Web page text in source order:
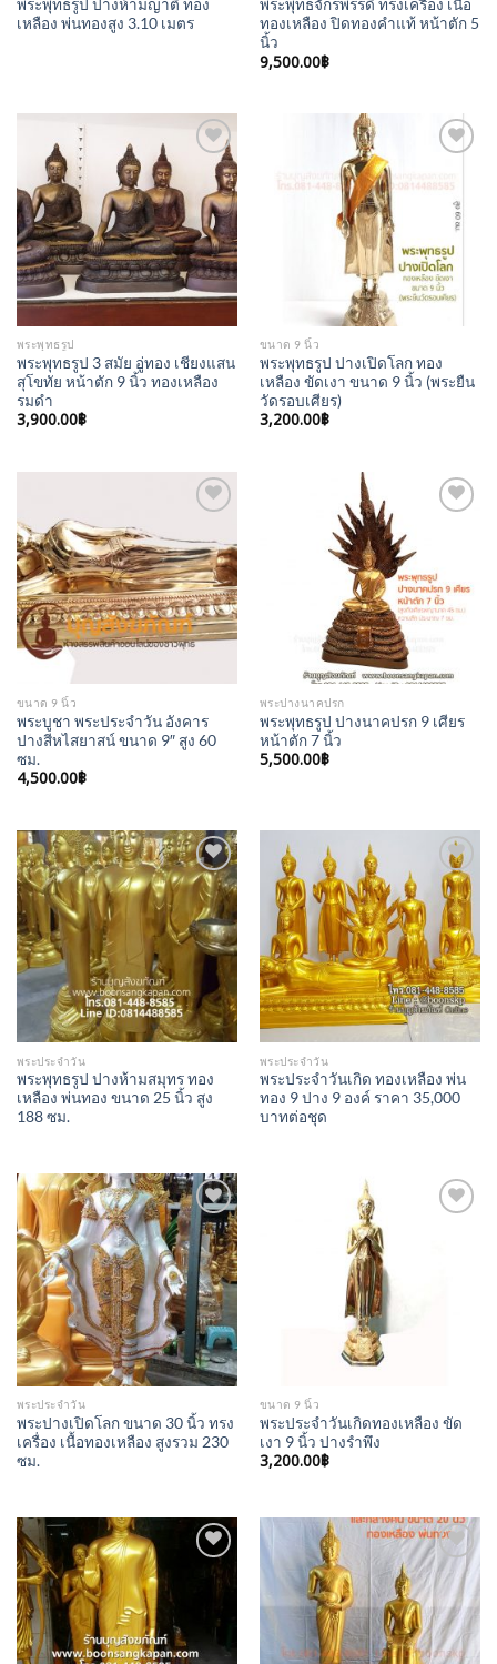
พระพุทธรูป ปางห้ามญาติ ทอง
เหลือง พ่นทองสูง 3.10 เมตร
พระพุทธจักรพรรดิ ทรงเครื่อง เนื้อ
ทองเหลือง ปิดทองคำแท้ หน้าตัก 5
นิ้ว
9,500.00฿
Add to
Wishlist
พระพุทธรูป
พระพุทธรูป 3 สมัย อู่ทอง เชียงแสน
สุโขทัย หน้าตัก 9 นิ้ว ทองเหลือง
รมดำ
3,900.00฿
Wishlist
ขนาด 9 นิ้ว
พระพุทธรูป ปางเปิดโลก ทอง
เหลือง ขัดเงา ขนาด 9 นิ้ว (พระยืน
วัดรอบเศียร)
3,200.00฿
Wishlist
ขนาด 9 นิ้ว
พระบูชา พระประจำวัน อังคาร
ปางสีหไสยาสน์ ขนาด 9″ สูง 60
ซม.
4,500.00฿
พระปางนาคปรก
พระพุทธรูป ปางนาคปรก 9 เศียร
หน้าตัก 7 นิ้ว
5,500.00฿
Add to
Wishlist
พระประจำวัน
พระพุทธรูป ปางห้ามสมุทร ทอง
เหลือง พ่นทอง ขนาด 25 นิ้ว สูง
188 ซม.
Add to
Wishlist
พระประจำวัน
พระประจำวันเกิด ทองเหลือง พ่น
ทอง 9 ปาง 9 องค์ ราคา 35,000
บาทต่อชุด
Add to
Wishlist
พระประจำวัน
พระปางเปิดโลก ขนาด 30 นิ้ว ทรง
เครื่อง เนื้อทองเหลือง สูงรวม 230
ซม.
ขนาด 9 นิ้ว
พระประจำวันเกิดทองเหลือง ขัด
เงา 9 นิ้ว ปางรำพึง
3,200.00฿
Add to
Add to
Wishlist